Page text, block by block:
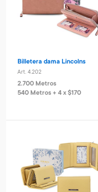
Billetera dama Lincolns
Art. 4.202
2.700 Metros
540 Metros + 4 x $170